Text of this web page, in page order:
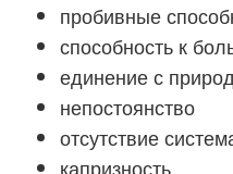
пробивные
способность к
единение с
непостоянство
отсутствие
капризность